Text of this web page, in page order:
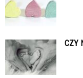
CZY